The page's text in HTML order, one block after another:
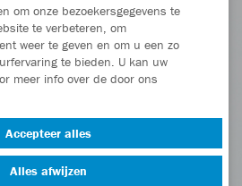
om onze bezoekersgegevens te
te verbeteren, om
weer te geven en om u een zo
te bieden. U kan uw
meer info over de door ons
Accepteer alles
Alles afwijzen